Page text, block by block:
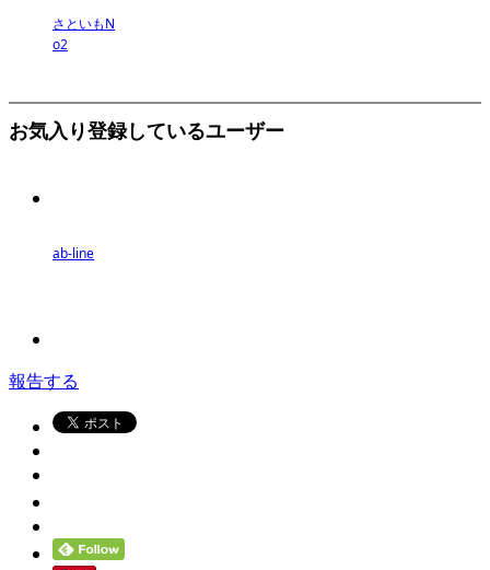
さといもN
o2
お気入り登録しているユーザー
ab-line
報告する